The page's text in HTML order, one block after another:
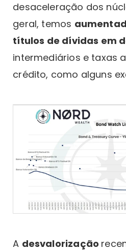
desaceleração dos
geral, temos
títulos de dívidas em
intermediários e taxas
crédito, como alguns
A desvalorização